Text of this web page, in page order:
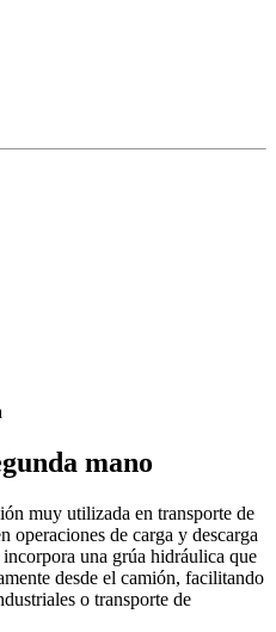
mano
muy utilizada en transporte de
operaciones de carga y descarga
una grúa hidráulica que
desde el camión, facilitando
o transporte de